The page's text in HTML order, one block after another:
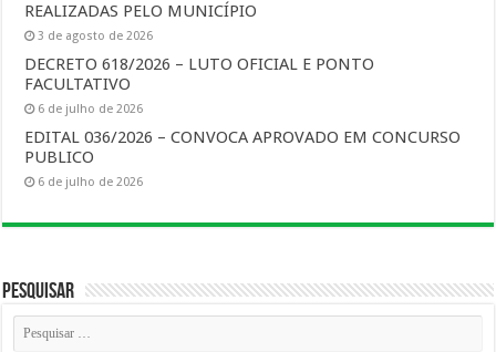
REALIZADAS PELO MUNICÍPIO
3 de agosto de 2026
DECRETO 618/2026 – LUTO OFICIAL E PONTO
FACULTATIVO
6 de julho de 2026
EDITAL 036/2026 – CONVOCA APROVADO EM CONCURSO
PUBLICO
6 de julho de 2026
Pesquisar